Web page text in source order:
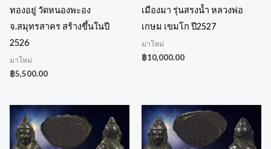
ทองอยู่ วัดหนองพะอง
จ.สมุทรสาคร สร้างขึ้นในปี
2526
มาใหม่
฿5,500.00
เมืองมา รุ่นสรงน้ำ หลวงพ่อ
เกษม เขมโก ปี2527
มาใหม่
฿10,000.00